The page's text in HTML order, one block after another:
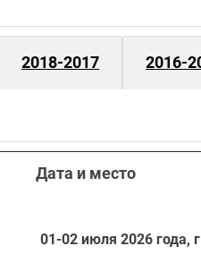
2018-2017 2016-
Дата и место
01-02 июля 2026 года,